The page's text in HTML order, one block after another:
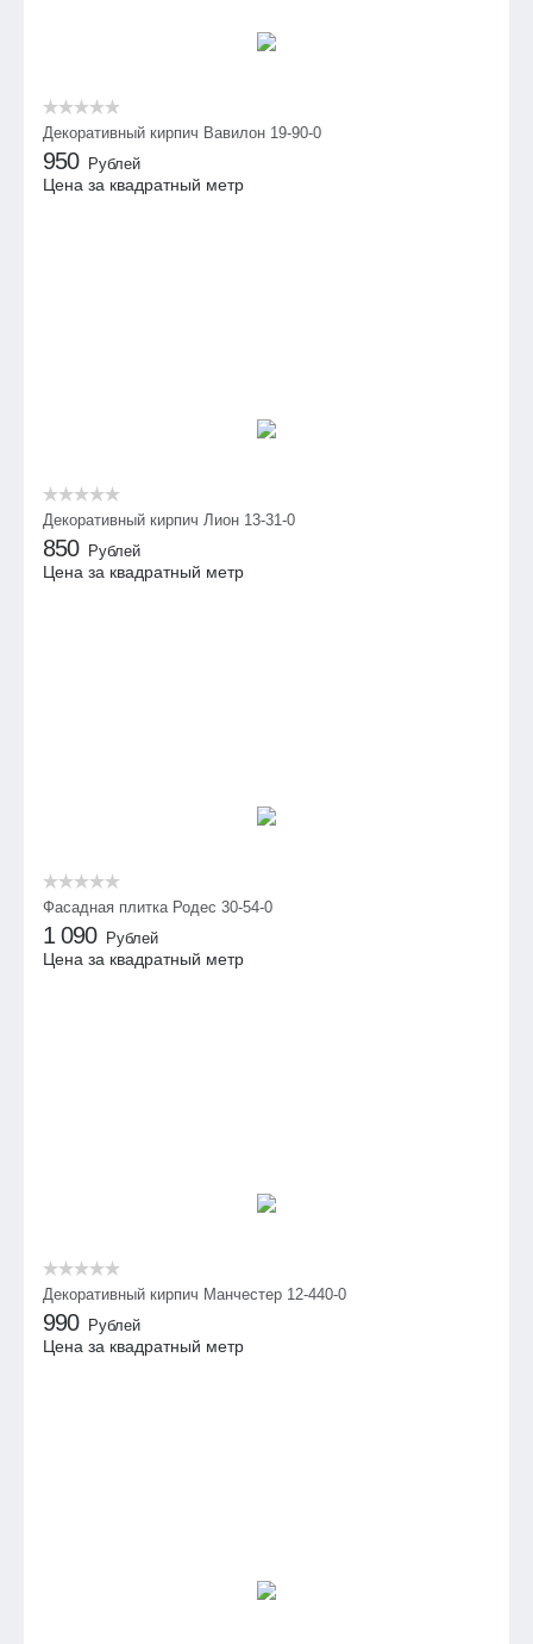
Декоративный кирпич Вавилон 19-90-0
950 Рублей
Цена за квадратный метр
Декоративный кирпич Лион 13-31-0
850 Рублей
Цена за квадратный метр
Фасадная плитка Родес 30-54-0
1 090 Рублей
Цена за квадратный метр
Декоративный кирпич Манчестер 12-440-0
990 Рублей
Цена за квадратный метр